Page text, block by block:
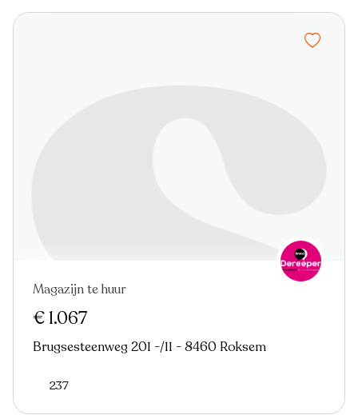
Magazijn te huur
€ 1.067
Brugsesteenweg 201 -/11 - 8460 Roksem
237